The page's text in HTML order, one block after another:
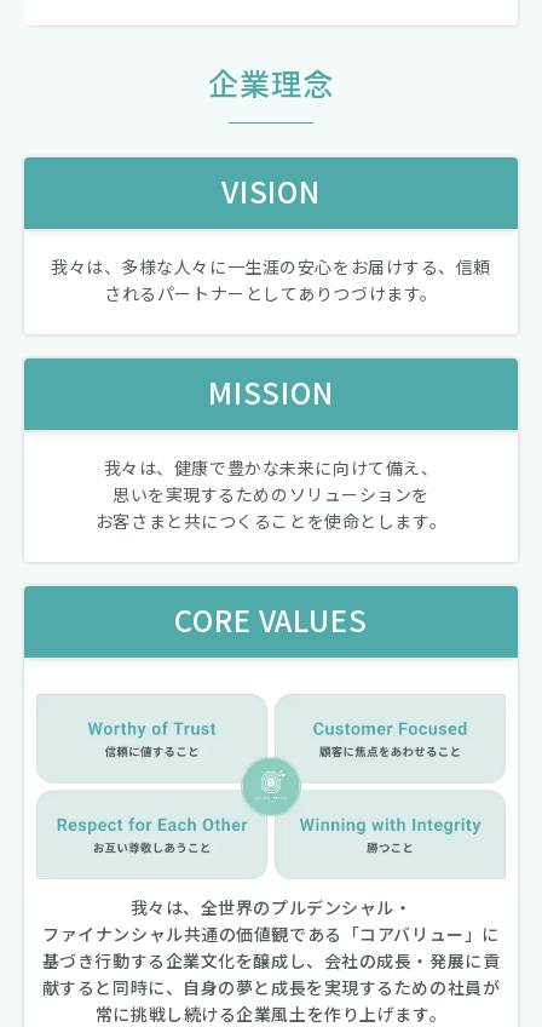
企業理念
VISION
我々は、多様な人々に一生涯の安心をお届けする、信頼
されるパートナーとしてありつづけます。
MISSION
我々は、健康で豊かな未来に向けて備え、
思いを実現するためのソリューションを
お客さまと共につくることを使命とします。
CORE VALUES
我々は、全世界のプルデンシャル・
ファイナンシャル共通の価値観である 「コアバリュー」に
基づき行動する企業文化を醸成し、会社の成長・発展に貢
献すると同時に、自身の夢と成長を実現するための社員が
常に挑戦し続ける企業風土を作り上げます。